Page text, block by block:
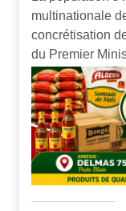
multinationale
concrétisation
du Premier